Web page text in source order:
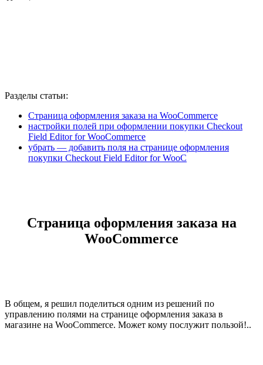
Разделы статьи:
Страница оформления заказа на WooCommerce
настройки полей при оформлении покупки Checkout
Field Editor for WooCommerce
убрать — добавить поля на странице оформления
покупки Checkout Field Editor for WooC
Страница оформления заказа на
WooCommerce
В общем, я решил поделиться одним из решений по
управлению полями на странице оформления заказа в
магазине на WooCommerce. Может кому послужит пользой!..